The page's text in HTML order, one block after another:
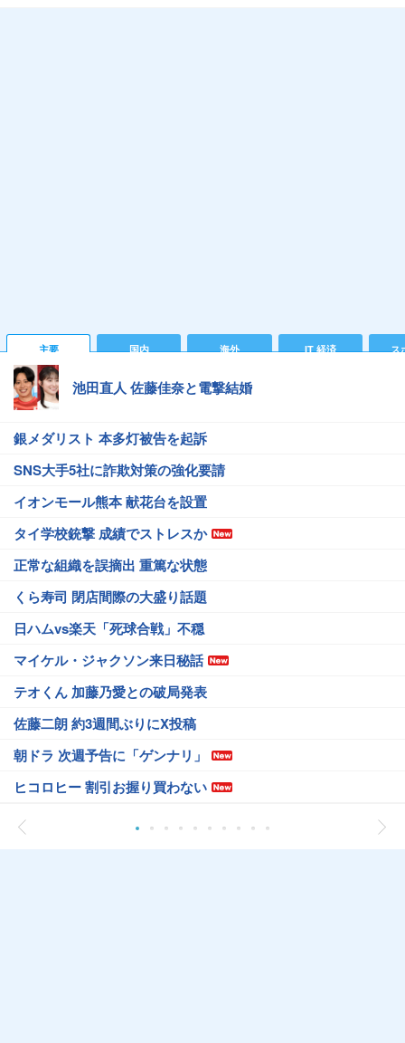
主要 国内 海外 IT 経済 ス
池田直人 佐藤佳奈と電撃結婚
銀メダリスト 本多灯被告を起訴
SNS大手5社に詐欺対策の強化要請
イオンモール熊本 献花台を設置
タイ学校銃撃 成績でストレスか
正常な組織を誤摘出 重篤な状態
くら寿司 閉店間際の大盛り話題
日ハムvs楽天「死球合戦」不穏
マイケル・ジャクソン来日秘話
テオくん 加藤乃愛との破局発表
佐藤二朗 約3週間ぶりにX投稿
朝ドラ 次週予告に「ゲンナリ」
ヒコロヒー 割引お握り買わない